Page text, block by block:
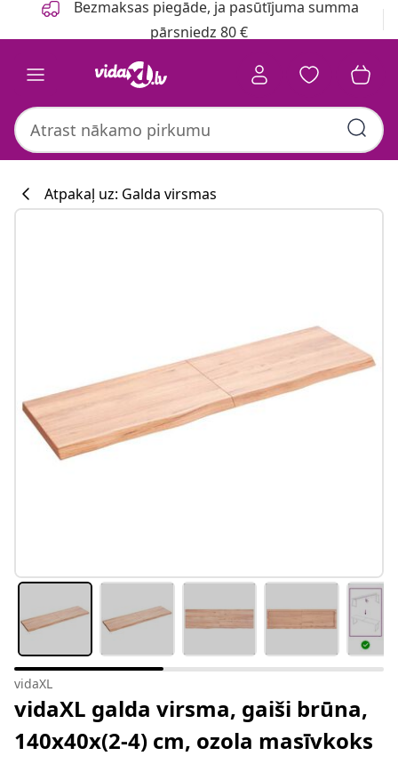
Bezmaksas piegāde, ja pasūtījuma summa
pārsniedz 80 €
Atpakaļ uz: Galda virsmas
vidaXL
vidaXL galda virsma, gaiši brūna,
140x40x(2-4) cm, ozola masīvkoks